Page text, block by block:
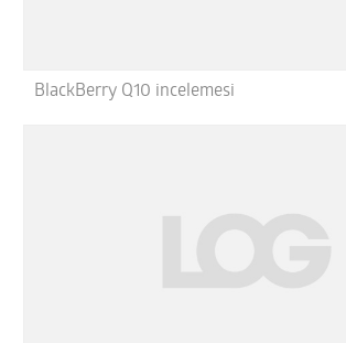
BlackBerry Q10 incelemesi